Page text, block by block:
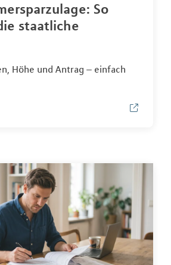
So
staatliche
Höhe und Antrag – einfach